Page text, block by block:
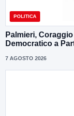
POLITICA
Palmieri,
Democratico a
7 AGOSTO 2026